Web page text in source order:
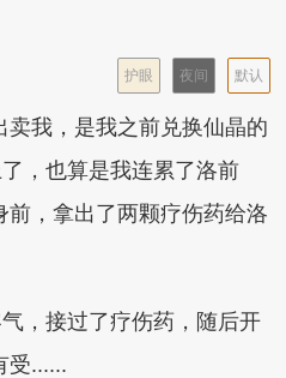
默认
夜间
护眼
卖我，是我之前兑换仙晶的
，也算是我连累了洛前
前，拿出了两颗疗伤药给洛
，接过了疗伤药，随后开
受......